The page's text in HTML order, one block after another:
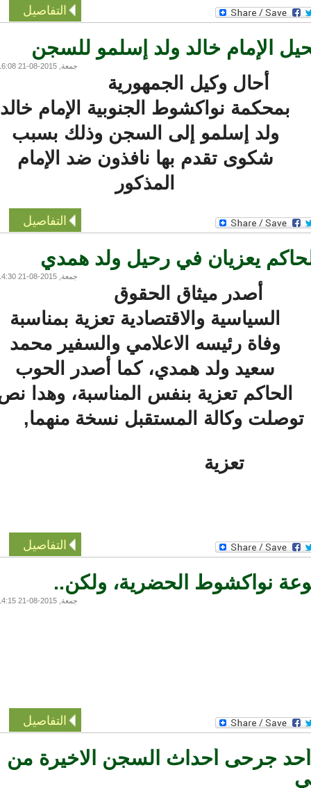
التفاصيل
الإمام خالد ولد إسلمو للسجن
جمعة, 2015-08-21 16:08
أحال وكيل الجمهورية
بمحكمة نواكشوط الجنوبية الإمام خالد
ولد إسلمو إلى السجن وذلك بسبب
شكوى تقدم بها نافذون ضد الإمام
المذكور
التفاصيل
يعزيان في رحيل ولد همدي
جمعة, 2015-08-21 14:30
أصدر ميثاق الحقوق
السياسية والاقتصادية تعزية بمناسبة
وفاة رئيسه الاعلامي والسفير محمد
سعيد ولد همدي، كما أصدر الحوب
الحاكم تعزية بنفس المناسبة، وهدا نص
توصلت وكالة المستقبل نسخة منهما,
تعزية
التفاصيل
نواكشوط الحضرية، ولكن..
جمعة, 2015-08-21 14:15
التفاصيل
جرحى أحداث السجن الاخيرة من